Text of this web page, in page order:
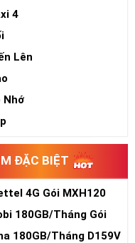
4
Lên
Nhớ
ĐẶC BIỆT
4G Gói MXH120
180GB/Tháng Gói
180GB/Tháng D159V